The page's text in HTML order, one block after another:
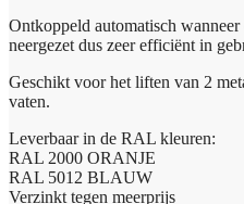
Ontkoppeld automatisch
neergezet dus zeer efficiënt in
Geschikt voor het liften van 2
vaten.
Leverbaar in de RAL kleuren:
RAL 2000 ORANJE
RAL 5012 BLAUW
Verzinkt tegen meerprijs